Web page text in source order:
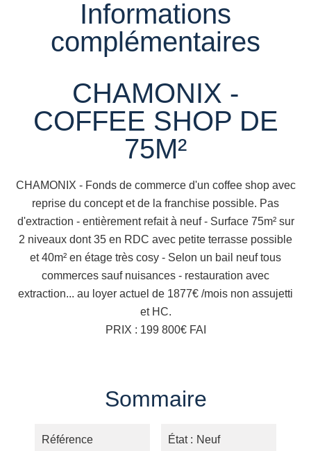
Informations
complémentaires
CHAMONIX -
COFFEE SHOP DE
75M²
CHAMONIX - Fonds de commerce d'un coffee shop avec
reprise du concept et de la franchise possible. Pas
d'extraction - entièrement refait à neuf - Surface 75m² sur
2 niveaux dont 35 en RDC avec petite terrasse possible
et 40m² en étage très cosy - Selon un bail neuf tous
commerces sauf nuisances - restauration avec
extraction... au loyer actuel de 1877€ /mois non assujetti
et HC.
PRIX : 199 800€ FAI
Sommaire
Référence
État Neuf